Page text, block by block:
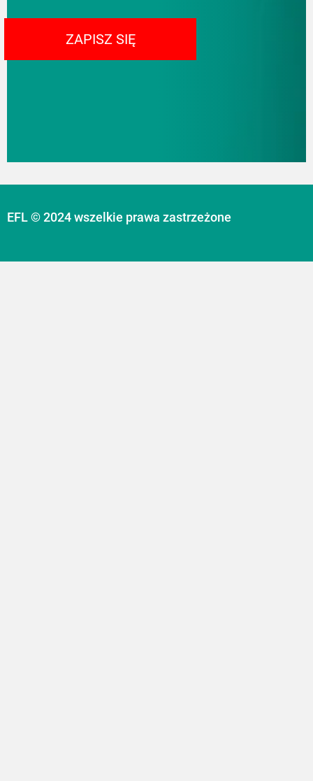
ZAPISZ SIĘ
EFL © 2024 wszelkie prawa zastrzeżone